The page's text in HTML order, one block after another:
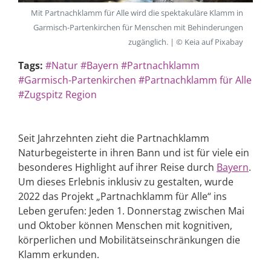
Mit Partnachklamm für Alle wird die spektakuläre Klamm in
Garmisch-Partenkirchen für Menschen mit Behinderungen
zugänglich. | © Keia auf Pixabay
Tags: #Natur#Bayern #Partnachklamm
#Garmisch-Partenkirchen #Partnachklamm für Alle
#Zugspitz Region
Seit Jahrzehnten zieht die Partnachklamm
Naturbegeisterte in ihren Bann und ist für viele ein
besonderes Highlight auf ihrer Reise durch Bayern.
Um dieses Erlebnis inklusiv zu gestalten, wurde
2022 das Projekt „Partnachklamm für Alle“ ins
Leben gerufen: Jeden 1. Donnerstag zwischen Mai
und Oktober können Menschen mit kognitiven,
körperlichen und Mobilitätseinschränkungen die
Klamm erkunden.